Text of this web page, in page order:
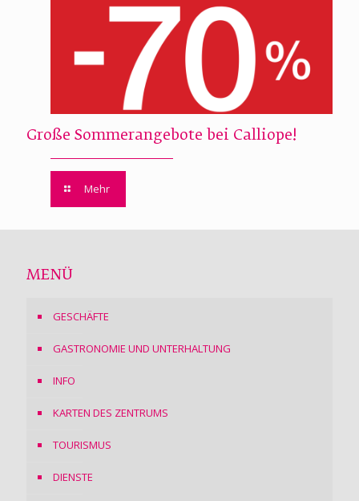
Große Sommerangebote bei Calliope!
Mehr
MENÜ
GESCHÄFTE
GASTRONOMIE UND UNTERHALTUNG
INFO
KARTEN DES ZENTRUMS
TOURISMUS
DIENSTE